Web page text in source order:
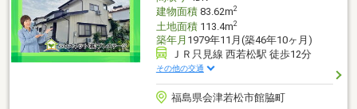
建物面積83.62m2
土地面積113.4m2
築年月 1979年11月(築46年10ヶ月)
ＪＲ只見線 西若松駅 徒歩12分
その他の交通
福島県会津若松市館脇町